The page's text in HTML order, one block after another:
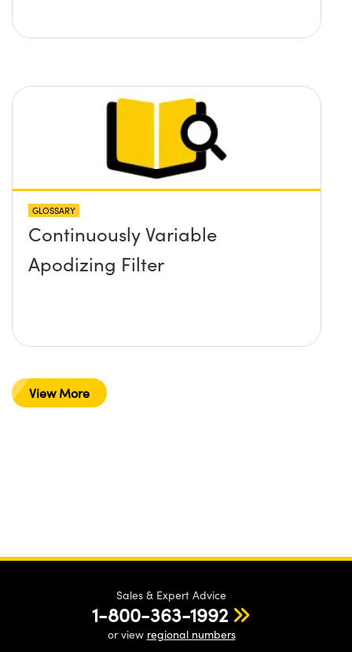
GLOSSARY
Continuously Variable
Apodizing Filter
View More
Sales & Expert Advice
1-800-363-1992
or view regional numbers